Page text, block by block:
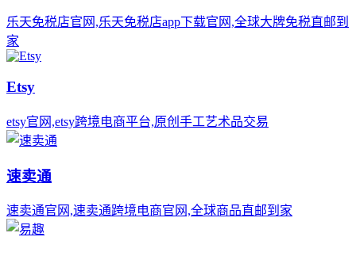
乐天免税店官网,乐天免税店app下载官网,全球大牌免税直邮到
家
Etsy
etsy官网,etsy跨境电商平台,原创手工艺术品交易
速卖通
速卖通官网,速卖通跨境电商官网,全球商品直邮到家